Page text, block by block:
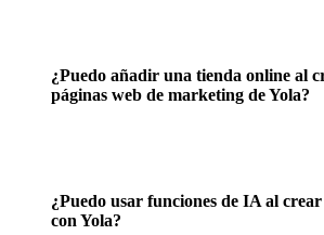
¿Puedo añadir una tienda online al
páginas web de marketing de Yola?
¿Puedo usar funciones de IA al
con Yola?